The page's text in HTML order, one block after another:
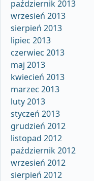
październik 2013
wrzesień 2013
sierpień 2013
lipiec 2013
czerwiec 2013
maj 2013
kwiecień 2013
marzec 2013
luty 2013
styczeń 2013
grudzień 2012
listopad 2012
październik 2012
wrzesień 2012
sierpień 2012